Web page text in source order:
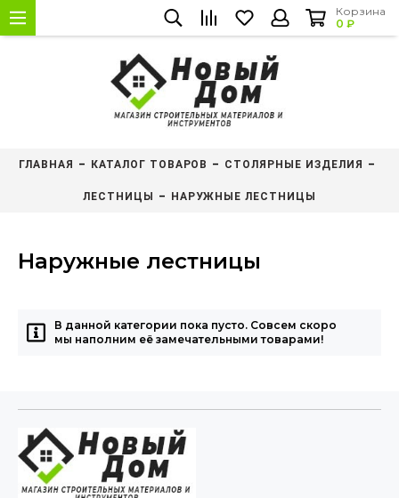
Корзина
0 ₽
ГЛАВНАЯ КАТАЛОГ ТОВАРОВ СТОЛЯРНЫЕ ИЗДЕЛИЯ
ЛЕСТНИЦЫ НАРУЖНЫЕ ЛЕСТНИЦЫ
Наружные лестницы
В данной категории пока пусто. Совсем скоро
мы наполним её замечательными товарами!